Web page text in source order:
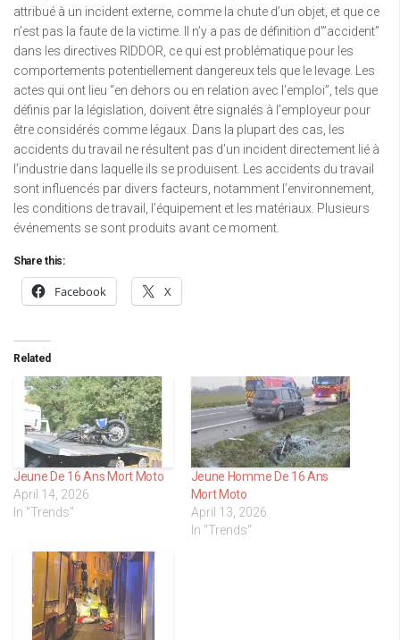
attribué à un incident externe, comme la chute d’un objet, et que ce
n’est pas la faute de la victime. Il n’y a pas de définition d'”accident”
dans les directives RIDDOR, ce qui est problématique pour les
comportements potentiellement dangereux tels que le levage. Les
actes qui ont lieu “en dehors ou en relation avec l’emploi”, tels que
définis par la législation, doivent être signalés à l’employeur pour
être considérés comme légaux. Dans la plupart des cas, les
accidents du travail ne résultent pas d’un incident directement lié à
l’industrie dans laquelle ils se produisent. Les accidents du travail
sont influencés par divers facteurs, notamment l’environnement,
les conditions de travail, l’équipement et les matériaux. Plusieurs
événements se sont produits avant ce moment.
Share this:
Facebook X
Related
Jeune De 16 Ans Mort Moto
April 14, 2026
In "Trends"
Jeune Homme De 16 Ans
Mort Moto
April 13, 2026
In "Trends"